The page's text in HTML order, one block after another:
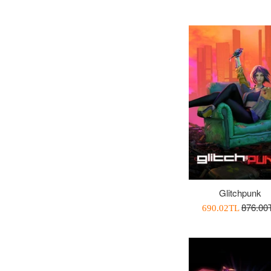
Glitchpunk
İndirimli
690.02TLNormal